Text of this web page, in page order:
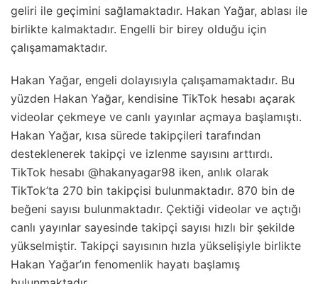
geliri ile geçimini sağlamaktadır. Hakan Yağar, ablası ile
birlikte kalmaktadır. Engelli bir birey olduğu için
çalışamamaktadır.
Hakan Yağar, engeli dolayısıyla çalışamamaktadır. Bu
yüzden Hakan Yağar, kendisine TikTok hesabı açarak
videolar çekmeye ve canlı yayınlar açmaya başlamıştı.
Hakan Yağar, kısa sürede takipçileri tarafından
desteklenerek takipçi ve izlenme sayısını arttırdı.
TikTok hesabı @hakanyagar98 iken, anlık olarak
TikTok’ta 270 bin takipçisi bulunmaktadır. 870 bin de
beğeni sayısı bulunmaktadır. Çektiği videolar ve açtığı
canlı yayınlar sayesinde takipçi sayısı hızlı bir şekilde
yükselmiştir. Takipçi sayısının hızla yükselişiyle birlikte
Hakan Yağar’ın fenomenlik hayatı başlamış